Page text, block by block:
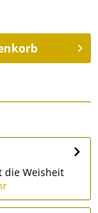
die Weisheit